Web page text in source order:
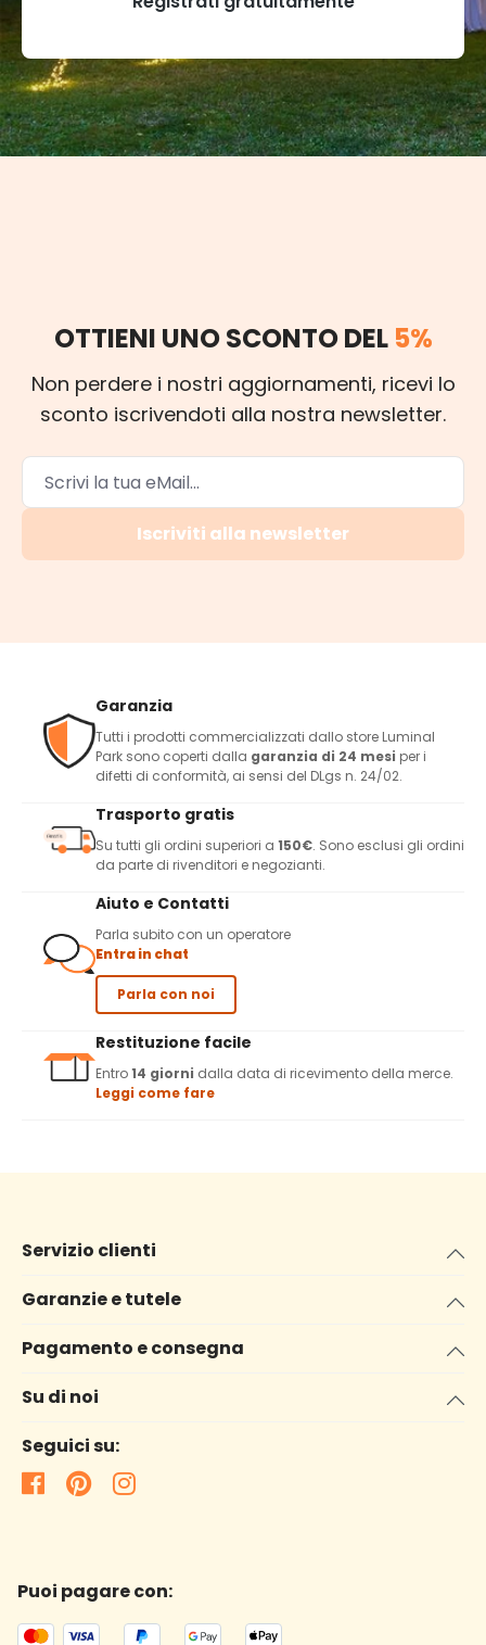
OTTIENI UNO SCONTO DEL 5%
Non perdere i nostri aggiornamenti, ricevi lo
sconto iscrivendoti alla nostra newsletter.
Iscriviti alla newsletter
Garanzia
Tutti i prodotti commercializzati dallo store Luminal
Park sono coperti dalla garanzia di 24 mesi per i
difetti di conformità, ai sensi del DLgs n. 24/02.
Trasporto gratis
Su tutti gli ordini superiori a 150€. Sono esclusi gli ordini
da parte di rivenditori e negozianti.
Aiuto e Contatti
Parla subito con un operatore
Entra in chat
Parla con noi
Restituzione facile
Entro14 giorni dalla data di ricevimento della merce.
Leggi come fare
Servizio clienti
Garanzie e tutele
Pagamento e consegna
Su di noi
Seguici su:
Puoi pagare con: